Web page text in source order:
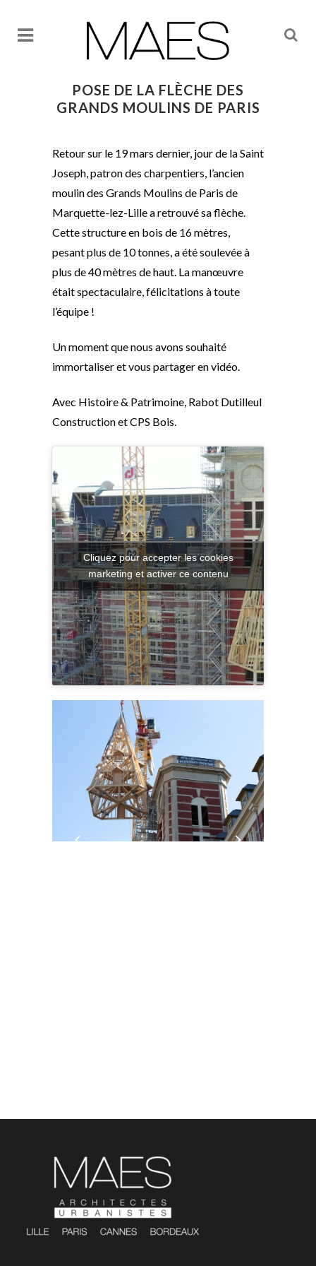
POSE DE LA FLÈCHE DES
GRANDS MOULINS DE PARIS
Retour sur le 19 mars dernier, jour de la Saint
Joseph, patron des charpentiers, l’ancien
moulin des Grands Moulins de Paris de
Marquette-lez-Lille a retrouvé sa flèche.
Cette structure en bois de 16 mètres,
pesant plus de 10 tonnes, a été soulevée à
plus de 40 mètres de haut. La manœuvre
était spectaculaire, félicitations à toute
l’équipe !
Un moment que nous avons souhaité
immortaliser et vous partager en vidéo.
Avec Histoire & Patrimoine, Rabot Dutilleul
Construction et CPS Bois.
Cliquez pour accepter les cookies
marketing et activer ce contenu